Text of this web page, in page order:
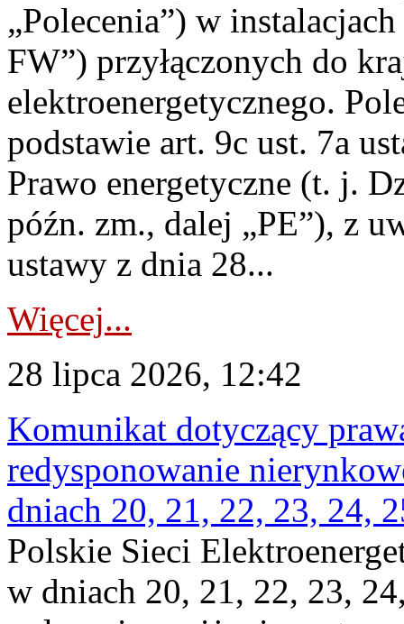
„Polecenia”) w
FW”) przyłączonych do
elektroenergetycznego.
podstawie art. 9c ust. 7a
Prawo energetyczne (t. j.
późn. zm., dalej „PE”), z
ustawy z dnia 28...
Więcej...
28 lipca 2026, 12:42
Komunikat dotyczący
redysponowanie
dniach 20, 21, 22, 23, 24,
Polskie Sieci
w dniach 20, 21, 22, 23,